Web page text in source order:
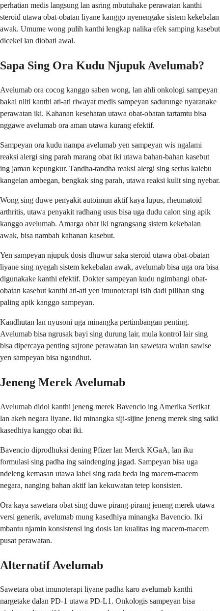
perhatian medis langsung lan asring mbutuhake perawatan kanthi
steroid utawa obat-obatan liyane kanggo nyenengake sistem kekebalan
awak. Umume wong pulih kanthi lengkap nalika efek samping kasebut
dicekel lan diobati awal.
Sapa Sing Ora Kudu Njupuk Avelumab?
Avelumab ora cocog kanggo saben wong, lan ahli onkologi sampeyan
bakal nliti kanthi ati-ati riwayat medis sampeyan sadurunge nyaranake
perawatan iki. Kahanan kesehatan utawa obat-obatan tartamtu bisa
nggawe avelumab ora aman utawa kurang efektif.
Sampeyan ora kudu nampa avelumab yen sampeyan wis ngalami
reaksi alergi sing parah marang obat iki utawa bahan-bahan kasebut
ing jaman kepungkur. Tandha-tandha reaksi alergi sing serius kalebu
kangelan ambegan, bengkak sing parah, utawa reaksi kulit sing nyebar.
Wong sing duwe penyakit autoimun aktif kaya lupus, rheumatoid
arthritis, utawa penyakit radhang usus bisa uga dudu calon sing apik
kanggo avelumab. Amarga obat iki ngrangsang sistem kekebalan
awak, bisa nambah kahanan kasebut.
Yen sampeyan njupuk dosis dhuwur saka steroid utawa obat-obatan
liyane sing nyegah sistem kekebalan awak, avelumab bisa uga ora bisa
digunakake kanthi efektif. Dokter sampeyan kudu ngimbangi obat-
obatan kasebut kanthi ati-ati yen imunoterapi isih dadi pilihan sing
paling apik kanggo sampeyan.
Kandhutan lan nyusoni uga minangka pertimbangan penting.
Avelumab bisa ngrusak bayi sing durung lair, mula kontrol lair sing
bisa dipercaya penting sajrone perawatan lan sawetara wulan sawise
yen sampeyan bisa ngandhut.
Jeneng Merek Avelumab
Avelumab didol kanthi jeneng merek Bavencio ing Amerika Serikat
lan akeh negara liyane. Iki minangka siji-sijine jeneng merek sing saiki
kasedhiya kanggo obat iki.
Bavencio diprodhuksi dening Pfizer lan Merck KGaA, lan iku
formulasi sing padha ing saindenging jagad. Sampeyan bisa uga
ndeleng kemasan utawa label sing rada beda ing macem-macem
negara, nanging bahan aktif lan kekuwatan tetep konsisten.
Ora kaya sawetara obat sing duwe pirang-pirang jeneng merek utawa
versi generik, avelumab mung kasedhiya minangka Bavencio. Iki
mbantu njamin konsistensi ing dosis lan kualitas ing macem-macem
pusat perawatan.
Alternatif Avelumab
Sawetara obat imunoterapi liyane padha karo avelumab kanthi
nargetake dalan PD-1 utawa PD-L1. Onkologis sampeyan bisa